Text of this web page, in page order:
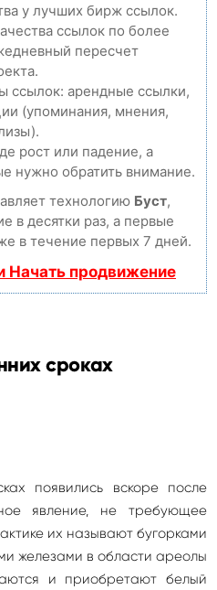
у лучших бирж ссылок.
ссылок по более
пересчет
ссылок: арендные ссылки,
(упоминания, мнения,
рост или падение, а
нужно обратить внимание.
технологию Буст,
в десятки раз, а первые
в течение первых 7 дней.
Начать продвижение
сроках
появились вскоре после
явление, не требующее
их называют бугорками
железами в области ареолы
и приобретают белый